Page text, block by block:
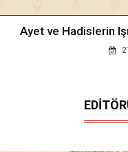
Ayet ve Hadislerin